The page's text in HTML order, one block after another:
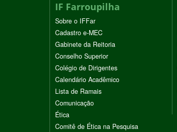
IF Farroupilha
Sobre o IFFar
Cadastro e-MEC
Gabinete da Reitoria
Conselho Superior
Colégio de Dirigentes
Calendário Acadêmico
Lista de Ramais
Comunicação
Ética
Comitê de Ética na Pesquisa